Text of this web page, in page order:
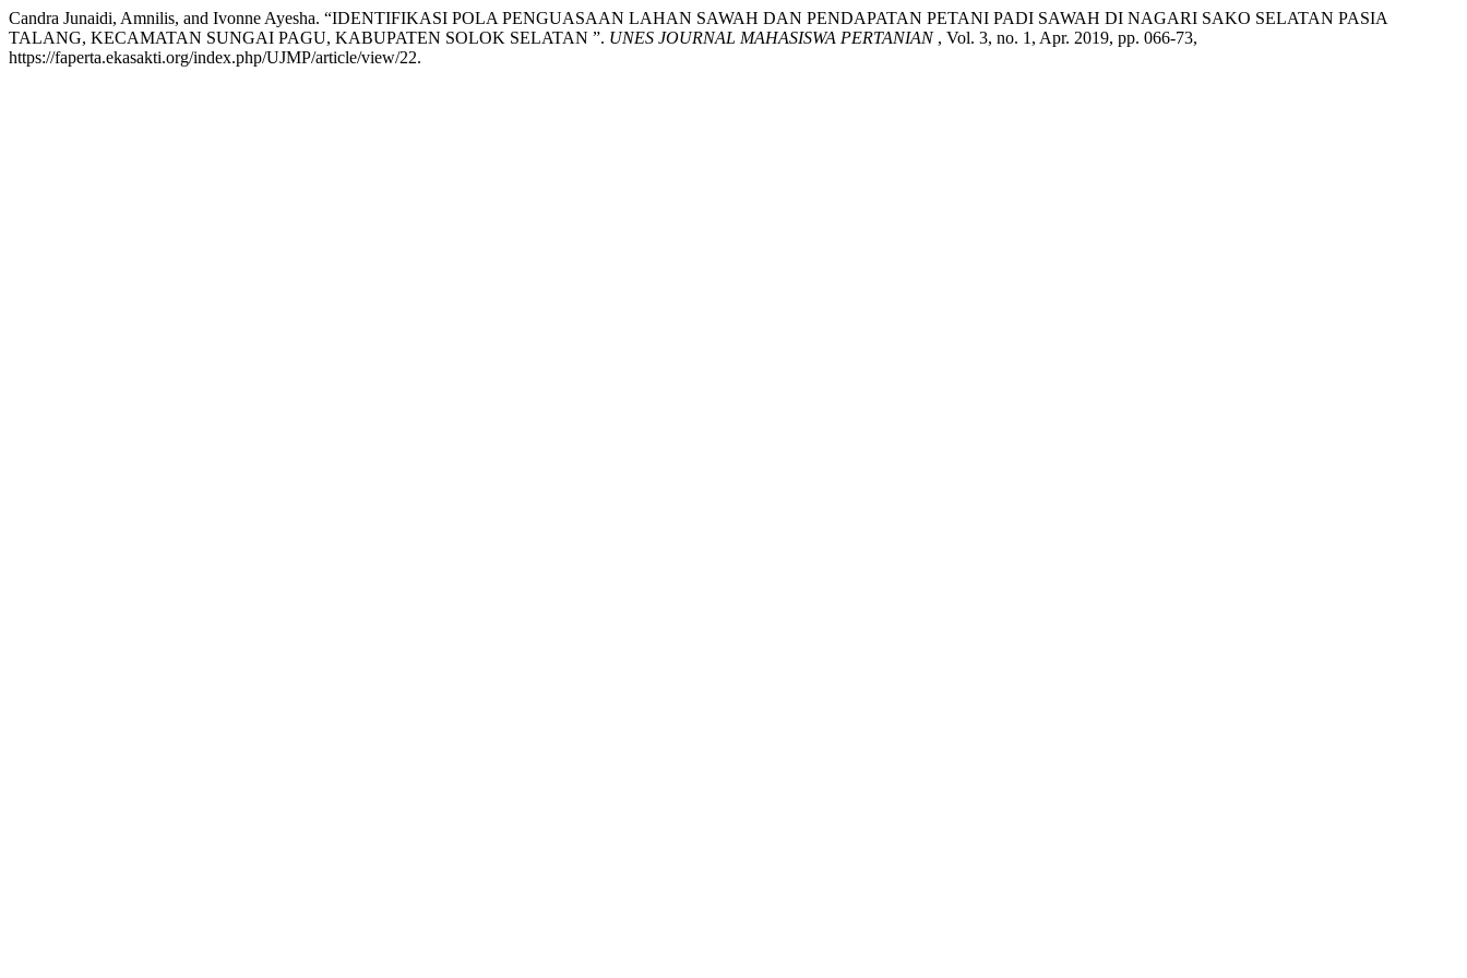
Candra Junaidi, Amnilis, and Ivonne Ayesha. “IDENTIFIKASI POLA PENGUASAAN LAHAN SAWAH DAN PENDAPATAN PETANI PADI SAWAH DI NAGARI SAKO SELATAN PASIA
TALANG, KECAMATAN SUNGAI PAGU, KABUPATEN SOLOK SELATAN ”. UNES JOURNAL MAHASISWA PERTANIAN , Vol. 3, no. 1, Apr. 2019, pp. 066-73,
https://faperta.ekasakti.org/index.php/UJMP/article/view/22.